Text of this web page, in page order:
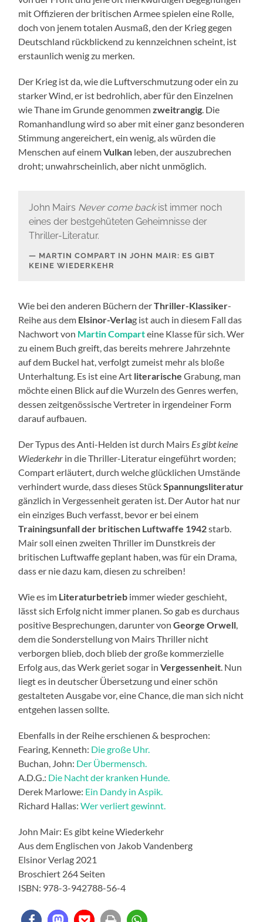
mit Offizieren der britischen Armee spielen eine Rolle,
doch von jenem totalen Ausmaß, den der Krieg gegen
Deutschland rückblickend zu kennzeichnen scheint, ist
erstaunlich wenig zu merken.
Der Krieg ist da, wie die Luftverschmutzung oder ein zu
starker Wind, er ist bedrohlich, aber für den Einzelnen
wie Thane im Grunde genommenzweitrangig . Die
Romanhandlung wird so aber mit einer ganz besonderen
Stimmung angereichert, ein wenig, als würden die
Menschen auf einemVulkan leben, der auszubrechen
droht; unwahrscheinlich, aber nicht unmöglich.
John Mairs Never come backist immer noch
eines der bestgehüteten Geheimnisse der
Thriller-Literatur.
MARTIN COMPART IN JOHN MAIR: ES GIBT
KEINE WIEDERKEHR
Wie bei den anderen Büchern derThriller-Klassiker-
Reihe aus dem Elsinor-Verlag ist auch in diesem Fall das
Nachwort von Martin Comparteine Klasse für sich. Wer
zu einem Buch greift, das bereits mehrere Jahrzehnte
auf dem Buckel hat, verfolgt zumeist mehr als bloße
Unterhaltung. Es ist eine Art literarischeGrabung, man
möchte einen Blick auf die Wurzeln des Genres werfen,
dessen zeitgenössische Vertreter in irgendeiner Form
darauf aufbauen.
Der Typus des Anti-Helden ist durch Mairs Es gibt keine
Wiederkehr in die Thriller-Literatur eingeführt worden;
Compart erläutert, durch welche glücklichen Umstände
verhindert wurde, dass dieses StückSpannungsliteratur
gänzlich in Vergessenheit geraten ist. Der Autor hat nur
ein einziges Buch verfasst, bevor er bei einem
Trainingsunfall der britischen Luftwaffe 1942starb.
Mair soll einen zweiten Thriller im Dunstkreis der
britischen Luftwaffe geplant haben, was für ein Drama,
dass er nie dazu kam, diesen zu schreiben!
Wie es im Literaturbetrieb immer wieder geschieht,
lässt sich Erfolg nicht immer planen. So gab es durchaus
positive Besprechungen, darunter von George Orwell
dem die Sonderstellung von Mairs Thriller nicht
verborgen blieb, doch blieb der große kommerzielle
Erfolg aus, das Werk geriet sogar inVergessenheit . Nun
liegt es in deutscher Übersetzung und einer schön
gestalteten Ausgabe vor, eine Chance, die man sich nicht
entgehen lassen sollte.
Ebenfalls in der Reihe erschienen & besprochen:
Fearing, Kenneth: Die große Uhr.
Buchan, John: Der Übermensch.
A.D.G.: Die Nacht der kranken Hunde.
Derek Marlowe: Ein Dandy in Aspik.
Richard Hallas:Wer verliert gewinnt.
John Mair: Es gibt keine Wiederkehr
Aus dem Englischen von Jakob Vandenberg
Elsinor Verlag 2021
Broschiert 264 Seiten
ISBN: 978-3-942788-56-4